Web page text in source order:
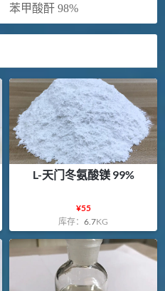
苯甲酸酐 98%
L-天门冬氨酸镁 99%
¥55
库存：6.7KG